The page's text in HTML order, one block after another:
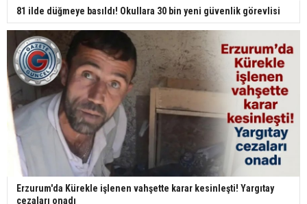
81 ilde düğmeye basıldı! Okullara 30 bin yeni güvenlik görevlisi
Erzurum'da Kürekle işlenen vahşette karar kesinleşti! Yargıtay
cezaları onadı